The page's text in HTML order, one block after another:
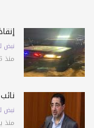
نبض
منذ 6 أشهر
نائب الحزب: 7
نبض
منذ